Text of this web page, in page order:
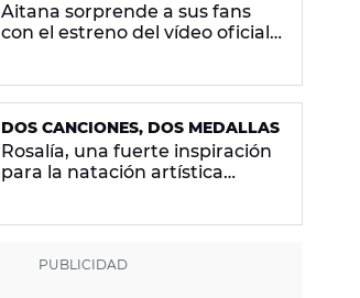
Aitana sorprende a sus fans
con el estreno del vídeo oficial
DOS CANCIONES, DOS MEDALLAS
Rosalía, una fuerte inspiración
para la natación artística